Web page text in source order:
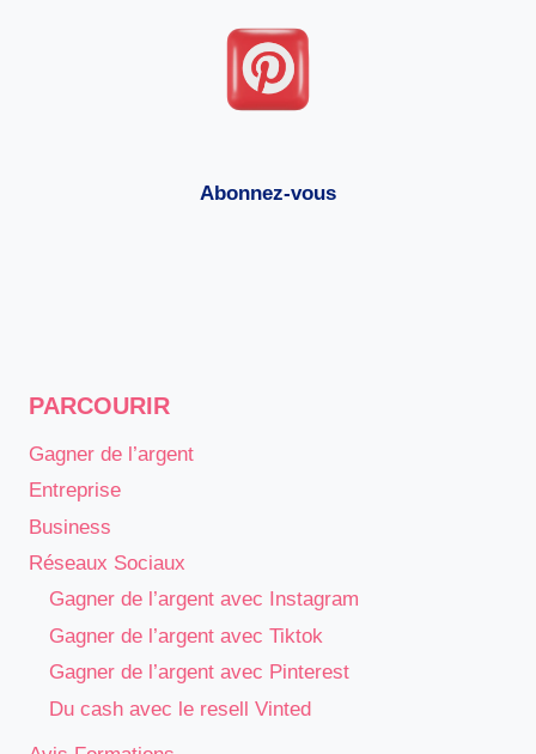
Abonnez-vous
PARCOURIR
Gagner de l’argent
Entreprise
Business
Réseaux Sociaux
Gagner de l’argent avec Instagram
Gagner de l’argent avec Tiktok
Gagner de l’argent avec Pinterest
Du cash avec le resell Vinted